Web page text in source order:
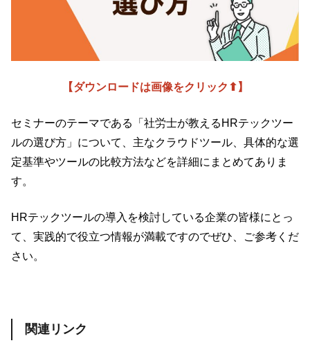
【ダウンロードは画像をクリック⬆︎】
セミナーのテーマである「社労士が教えるHRテックツー
ルの選び方」について、主なクラウドツール、具体的な選
定基準やツールの比較方法などを詳細にまとめてありま
す。
HRテックツールの導入を検討している企業の皆様にとっ
て、実践的で役立つ情報が満載ですのでぜひ、ご参考くだ
さい。
関連リンク